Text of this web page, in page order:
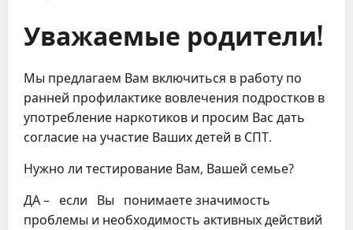
Уважаемые родители!
Мы предлагаем Вам включиться в работу по
ранней профилактике вовлечения подростков в
употребление наркотиков и просим Вас дать
согласие на участие Ваших детей в СПТ.
Нужно ли тестирование Вам, Вашей семье?
ДА – если Вы понимаете значимость
проблемы и необходимость активных действий